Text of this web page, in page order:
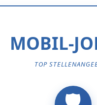
MOBIL-
TOP